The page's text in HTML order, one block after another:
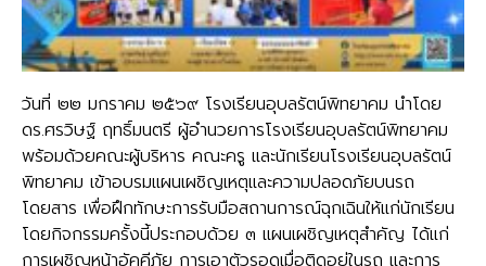
วันที่ ๒๒ มกราคม ๒๕๖๙ โรงเรียนอุบลรัตน์พิทยาคม นำโดย
ดร.ศรวิษฐ์ ฤทธิ์มนตรี ผู้อำนวยการโรงเรียนอุบลรัตน์พิทยาคม
พร้อมด้วยคณะผู้บริหาร คณะครู และนักเรียนโรงเรียนอุบลรัตน์
พิทยาคม เข้าอบรมแผนเผชิญเหตุและความปลอดภัยบนรถ
โดยสาร เพื่อฝึกทักษะการรับมือสถานการณ์ฉุกเฉินให้แก่นักเรียน
โดยกิจกรรมครั้งนี้ประกอบด้วย ๓ แผนเผชิญเหตุสำคัญ ได้แก่
การเผชิญหน้าอัคคีภัย การเอาตัวรอดเมื่อติดอยู่ในรถ และการ